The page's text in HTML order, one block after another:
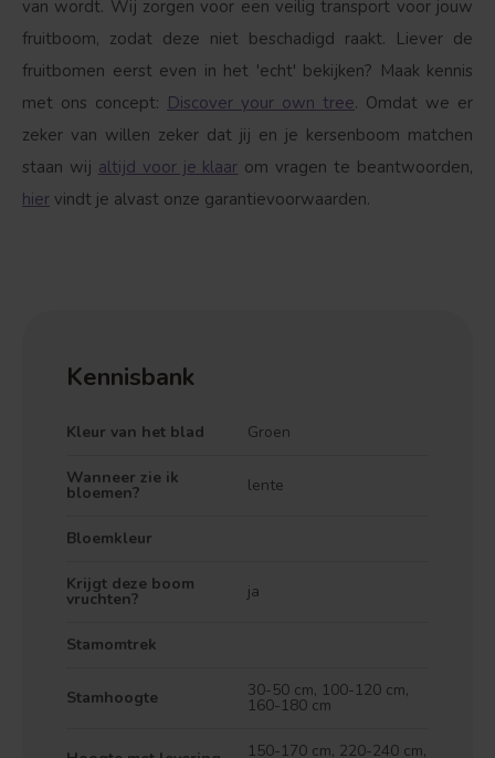
van wordt. Wij zorgen voor een veilig transport voor jouw
fruitboom, zodat deze niet beschadigd raakt. Liever de
fruitbomen eerst even in het 'echt' bekijken? Maak kennis
met ons concept: Discover your own tree. Omdat we er
zeker van willen zeker dat jij en je kersenboom matchen
staan wij altijd voor je klaar om vragen te beantwoorden,
hier vindt je alvast onze garantievoorwaarden.
Kennisbank
Kleur van het blad Groen
Wanneer zie ik
bloemen? lente
Bloemkleur
Krijgt deze boom
vruchten? ja
Stamomtrek
Stamhoogte 30-50 cm, 100-120 cm,
160-180 cm
150-170 cm, 220-240 cm,